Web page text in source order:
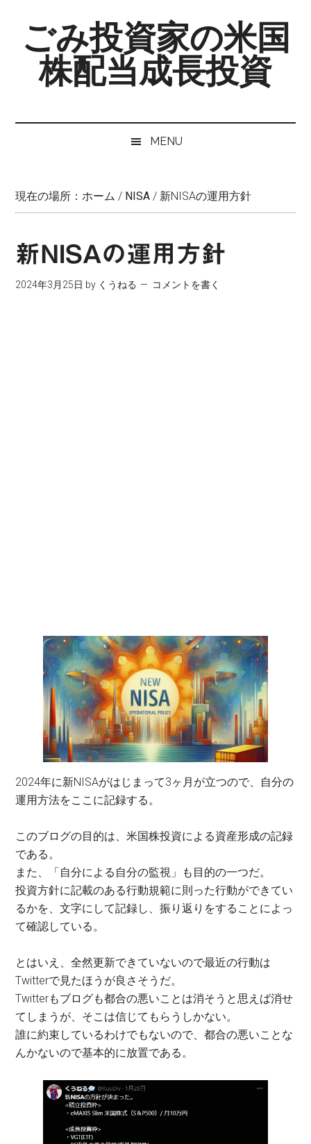
secondary
primaryごみ投資家の米国
株配当成長投資
MENU
現在の場所：ホーム / NISA / 新NISAの運用方針
新NISAの運用方針
2024年3月25日 by くうねる コメントを書く
2024年に新NISAがはじまって3ヶ月が立つので、自分の
運用方法をここに記録する。
このブログの目的は、米国株投資による資産形成の記録
である。
また、「自分による自分の監視」も目的の一つだ。
投資方針に記載のある行動規範に則った行動ができてい
るかを、文字にして記録し、振り返りをすることによっ
て確認している。
とはいえ、全然更新できていないので最近の行動は
Twitterで見たほうが良さそうだ。
Twitterもブログも都合の悪いことは消そうと思えば消せ
てしまうが、そこは信じてもらうしかない。
誰に約束しているわけでもないので、都合の悪いことな
んかないので基本的に放置である。